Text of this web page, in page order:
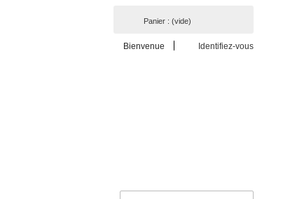
Panier : (vide)
Bienvenue Identifiez-vous